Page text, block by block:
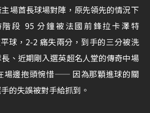
主場酋長球場對陣，原先領先的情況下
段 95 分鐘被法國前鋒拉卡澤特
球，2-2 痛失兩分，到手的三分被洗
、近期剛入選英超名人堂的傳奇中場
場邊抱頭惋惜—— 因為那顆進球的關
的失誤被對手給抓到。